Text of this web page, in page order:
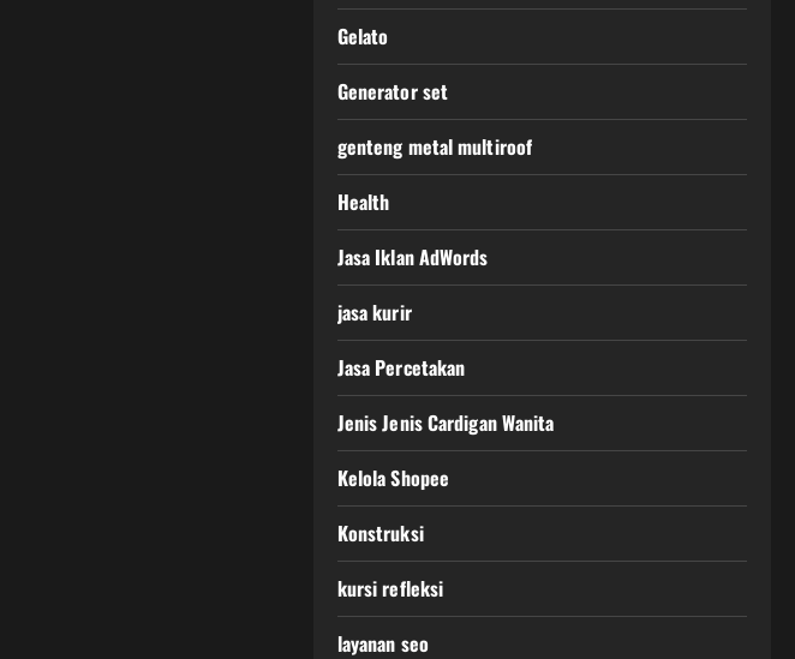
Gelato
Generator set
genteng metal multiroof
Health
Jasa Iklan AdWords
jasa kurir
Jasa Percetakan
Jenis Jenis Cardigan Wanita
Kelola Shopee
Konstruksi
kursi refleksi
layanan seo